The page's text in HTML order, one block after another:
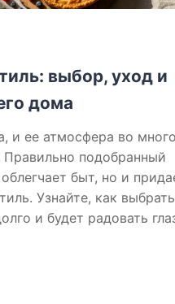
выбор, уход и
дома
и ее атмосфера во
Правильно подобранный
быт, но и
Узнайте, как выбрать
и будет радовать